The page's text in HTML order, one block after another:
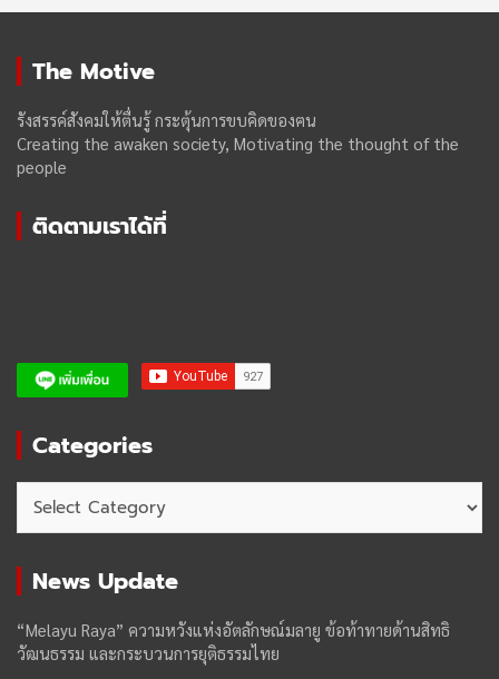
The Motive
รังสรรค์สังคมให้ตื่นรู้ กระตุ้นการขบคิดของฅน
Creating the awaken society, Motivating the thought of the
people
ติดตามเราได้ที่
Categories
News Update
“Melayu Raya” ความหวังแห่งอัตลักษณ์มลายู ข้อท้าทายด้านสิทธิ
วัฒนธรรม และกระบวนการยุติธรรมไทย